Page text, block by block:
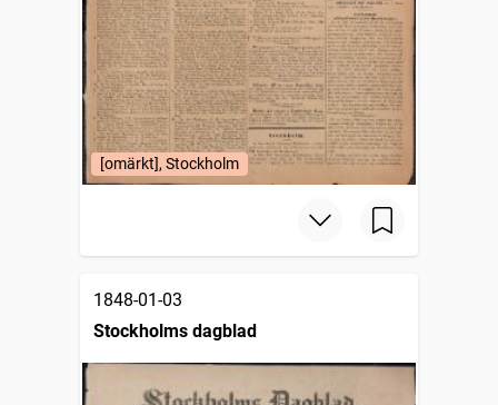
[omärkt], Stockholm
1848-01-03
Stockholms dagblad